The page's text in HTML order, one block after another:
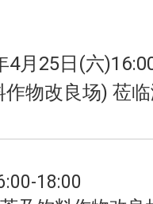
4月25日(六
作物改良场) 莅
18:00